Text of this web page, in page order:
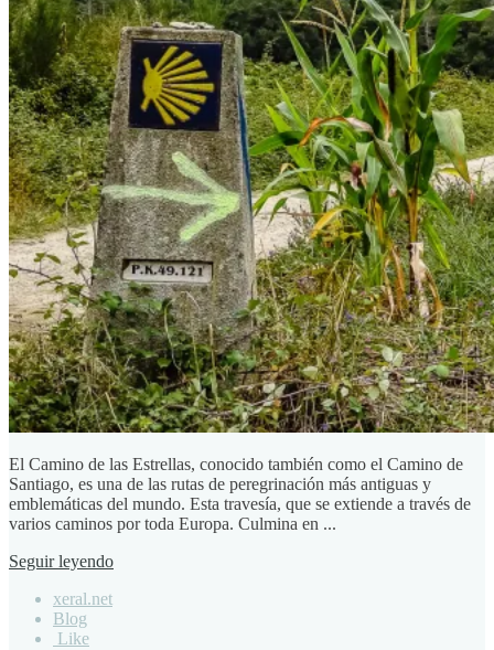
El Camino de las Estrellas, conocido también como el Camino de
Santiago, es una de las rutas de peregrinación más antiguas y
emblemáticas del mundo. Esta travesía, que se extiende a través de
varios caminos por toda Europa. Culmina en ...
Seguir leyendo
xeral.net
Blog
Like